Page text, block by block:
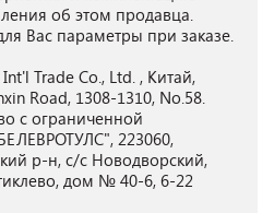
об этом продавца.
Вас параметры при заказе.
Trade Co., Ltd. , Китай,
Road, 1308-1310, No.58.
с ограниченной
223060,
р-н, с/с Новодворский,
дом № 40-6, 6-22